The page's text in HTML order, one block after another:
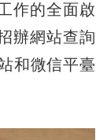
作的全面啟
辦網站查詢
和微信平臺